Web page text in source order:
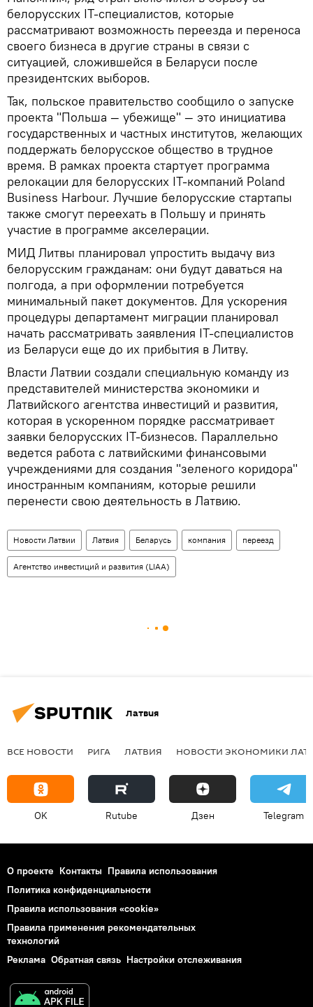
белорусских IT-специалистов, которые
рассматривают возможность переезда и переноса
своего бизнеса в другие страны в связи с
ситуацией, сложившейся в Беларуси после
президентских выборов.
Так, польское правительство сообщило о запуске
проекта "Польша — убежище" — это инициатива
государственных и частных институтов, желающих
поддержать белорусское общество в трудное
время. В рамках проекта стартует программа
релокации для белорусских IT-компаний Poland
Business Harbour. Лучшие белорусские стартапы
также смогут переехать в Польшу и принять
участие в программе акселерации.
МИД Литвы планировал упростить выдачу виз
белорусским гражданам: они будут даваться на
полгода, а при оформлении потребуется
минимальный пакет документов. Для ускорения
процедуры департамент миграции планировал
начать рассматривать заявления IT-специалистов
из Беларуси еще до их прибытия в Литву.
Власти Латвии создали специальную команду из
представителей министерства экономики и
Латвийского агентства инвестиций и развития,
которая в ускоренном порядке рассматривает
заявки белорусских IT-бизнесов. Параллельно
ведется работа с латвийскими финансовыми
учреждениями для создания "зеленого коридора"
иностранным компаниям, которые решили
перенести свою деятельность в Латвию.
Новости Латвии Латвия Беларусь компания переезд
Агентство инвестиций и развития (LIAA)
Латвия
ВСЕ НОВОСТИ РИГА ЛАТВИЯ НОВОСТИ ЭКОНОМИКИ
OK Rutube Дзен Telegram
О проекте Контакты Правила использования
Политика конфиденциальности
Правила использования «cookie»
Правила применения рекомендательных
технологий
Реклама Обратная связь Настройки отслеживания